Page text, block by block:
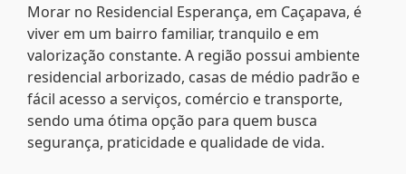
Morar no Residencial Esperança, em Caçapava, é
viver em um bairro familiar, tranquilo e em
valorização constante. A região possui ambiente
residencial arborizado, casas de médio padrão e
fácil acesso a serviços, comércio e transporte,
sendo uma ótima opção para quem busca
segurança, praticidade e qualidade de vida.